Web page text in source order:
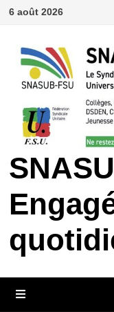
Passer
au6 août 2026